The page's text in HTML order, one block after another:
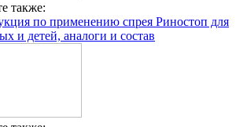
также:
по применению спрея Риностоп для
и детей, аналоги и состав